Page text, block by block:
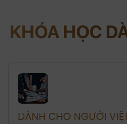
KHÓA HỌC
DÀNH CHO NGƯỜI